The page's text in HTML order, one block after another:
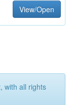
View/Open
with all rights